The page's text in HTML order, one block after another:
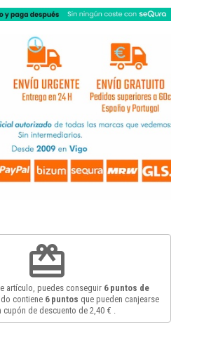
redeem
artículo, puedes conseguir 6puntos de
contiene 6puntos que pueden canjearse
cupón de descuento de 2,40 €